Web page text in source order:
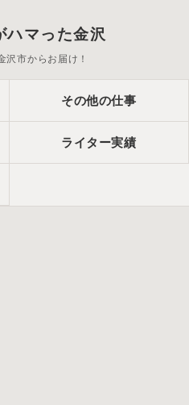
ハマった金沢
沢市からお届け！
その他の仕事
ライター実績